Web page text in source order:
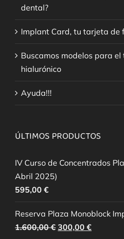
dental?
Implant Card, tu tarjeta de
Buscamos modelos para
hialurónico
Ayuda!!!
ÚLTIMOS PRODUCTOS
IV Curso de Concentrados
Abril 2025)
595,00 €
Reserva Plaza Monoblock
1.600,00€ El
300,00 €El